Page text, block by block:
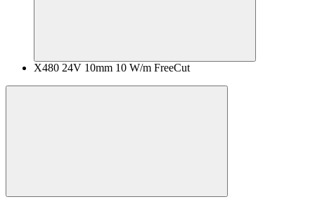
X480 24V 10mm 10 W/m FreeCut